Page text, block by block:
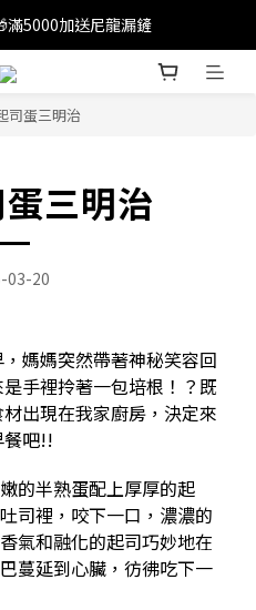
(外島除外)
滿5000加送尼龍漏鏟
(外島除外)
司蛋三明治
三明治
03-20
媽媽突然帶著神秘笑容回
手裡拎著一包培根！？既
出現在我家廚房，決定來
餐吧!!
的半熟蛋配上厚厚的起
司裡，咬下一口，濃濃的
氣和融化的起司巧妙地在
蔓延到心臟，彷彿吃下一